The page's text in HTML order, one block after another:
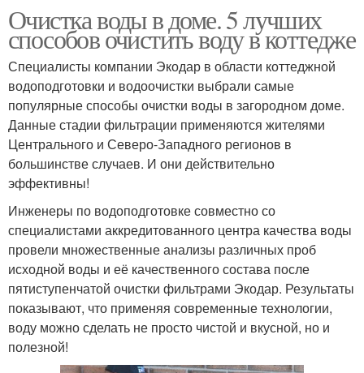
Очистка воды в доме. 5 лучших
способов очистить воду в коттедже
Специалисты компании Экодар в области коттеджной
водоподготовки и водоочистки выбрали самые
популярные способы очистки воды в загородном доме.
Данные стадии фильтрации применяются жителями
Центрального и Северо-Западного регионов в
большинстве случаев. И они действительно
эффективны!
Инженеры по водоподготовке совместно со
специалистами аккредитованного центра качества воды
провели множественные анализы различных проб
исходной воды и её качественного состава после
пятиступенчатой очистки фильтрами Экодар. Результаты
показывают, что применяя современные технологии,
воду можно сделать не просто чистой и вкусной, но и
полезной!